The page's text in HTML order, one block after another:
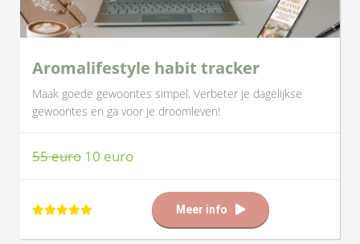
Aromalifestyle habit tracker
Maak goede gewoontes simpel. Verbeter je dagelijkse
gewoontes en ga voor je droomleven!
55 euro 10 euro
Meer info